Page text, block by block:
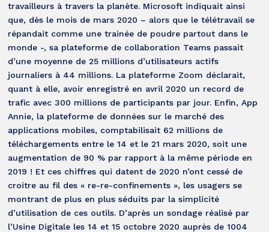
travailleurs à travers la planète. Microsoft indiquait ainsi
que, dès le mois de mars 2020 – alors que le télétravail se
répandait comme une trainée de poudre partout dans le
monde -, sa plateforme de collaboration Teams passait
d’une moyenne de 25 millions d’utilisateurs actifs
journaliers à 44 millions. La plateforme Zoom déclarait,
quant à elle, avoir enregistré en avril 2020 un record de
trafic avec 300 millions de participants par jour. Enfin, App
Annie, la plateforme de données sur le marché des
applications mobiles, comptabilisait 62 millions de
téléchargements entre le 14 et le 21 mars 2020, soit une
augmentation de 90 % par rapport à la même période en
2019 ! Et ces chiffres qui datent de 2020 n’ont cessé de
croitre au fil des « re-re-confinements », les usagers se
montrant de plus en plus séduits par la simplicité
d’utilisation de ces outils. D’après un sondage réalisé par
l’Usine Digitale les 14 et 15 octobre 2020 auprès de 1004